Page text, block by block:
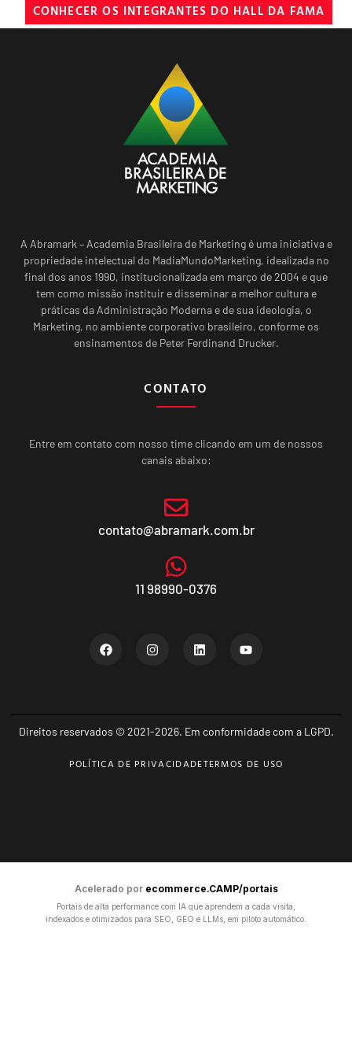
CONHECER OS INTEGRANTES DO HALL DA FAMA
A Abramark – Academia Brasileira de Marketing é uma iniciativa e
propriedade intelectual do MadiaMundoMarketing, idealizada no
final dos anos 1990, institucionalizada em março de 2004 e que
tem como missão instituir e disseminar a melhor cultura e
práticas da Administração Moderna e de sua ideologia, o
Marketing, no ambiente corporativo brasileiro, conforme os
ensinamentos de Peter Ferdinand Drucker.
CONTATO
Entre em contato com nosso time clicando em um de nossos
canais abaixo:
contato@abramark.com.br
11 98990-0376
Direitos reservados © 2021-2026. Em conformidade com a LGPD.
POLÍTICA DE PRIVACIDADETERMOS DE USO
Acelerado por ecommerce.CAMP/portais
Portais de alta performance com IA que aprendem a cada visita,
indexados e otimizados para SEO, GEO e LLMs, em piloto automático.